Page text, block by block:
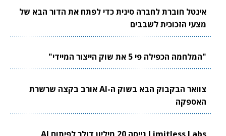
אינטל חוברת לחברה סינית כדי לפתח את הדור הבא של
מצעי הזכוכית לשבבים
"המלחמה הכפילה פי 5 את שוק הייצור המיידי"
צוואר הבקבוק הבא בשוק ה-AI אורב בקצה שרשרת
האספקה
Limitless Labs גייסה 20 מיליון דולר לפיתוח AI